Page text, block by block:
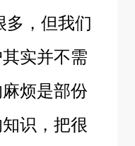
，但我们
实并不需
烦是部份
识，把很